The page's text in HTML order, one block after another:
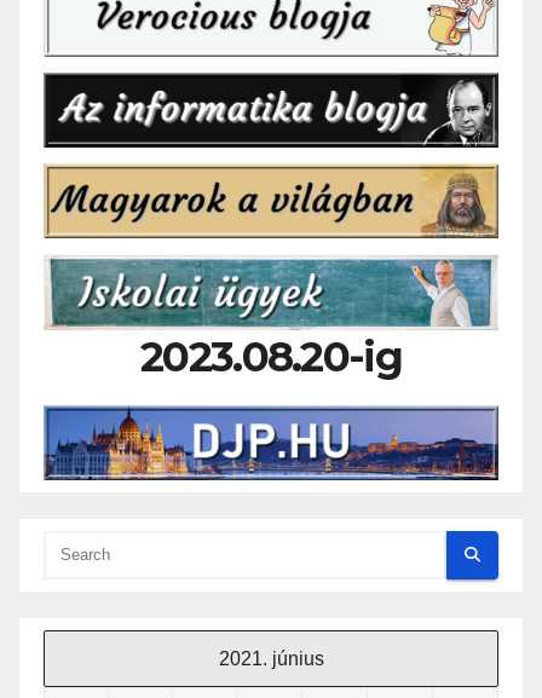
2023.08.20-ig
2021. június